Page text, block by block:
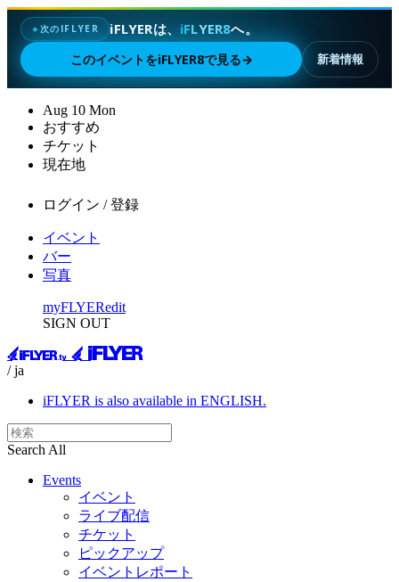
✦次のIFLYER iFLYERは、 iFLYER8へ。
このイベントをiFLYER8で見る→ 新着情報
Aug 10 Mon
おすすめ
チケット
現在地
ログイン / 登録
イベント
バー
写真
myFLYERedit
SIGN OUT
/ ja
iFLYER is also available in ENGLISH.
Search All
Events
イベント
ライブ配信
チケット
ピックアップ
イベントレポート